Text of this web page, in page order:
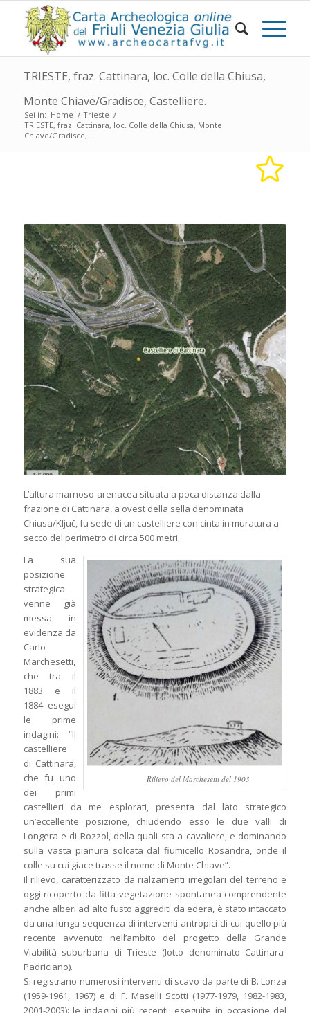
TRIESTE, fraz. Cattinara, loc. Colle della Chiusa,
Monte Chiave/Gradisce, Castelliere.
Sei in: Home / Trieste /
TRIESTE, fraz. Cattinara, loc. Colle della Chiusa, Monte
Chiave/Gradisce,...
L’altura marnoso-arenacea situata a poca distanza dalla
frazione di Cattinara, a ovest della sella denominata
Chiusa/Ključ, fu sede di un castelliere con cinta in muratura a
secco del perimetro di circa 500 metri.
Rilievo del Marchesetti del 1903
La sua
posizione
strategica
venne già
messa in
evidenza da
Carlo
Marchesetti,
che tra il
1883 e il
1884 eseguì
le prime
indagini: “Il
castelliere
di Cattinara,
che fu uno
dei primi
castellieri da me esplorati, presenta dal lato strategico
un’eccellente posizione, chiudendo esso le due valli di
Longera e di Rozzol, della quali sta a cavaliere, e dominando
sulla vasta pianura solcata dal fiumicello Rosandra, onde il
colle su cui giace trasse il nome di Monte Chiave”.
Il rilievo, caratterizzato da rialzamenti irregolari del terreno e
oggi ricoperto da fitta vegetazione spontanea comprendente
anche alberi ad alto fusto aggrediti da edera, è stato intaccato
da una lunga sequenza di interventi antropici di cui quello più
recente avvenuto nell’ambito del progetto della Grande
Viabilità suburbana di Trieste (lotto denominato Cattinara-
Padriciano).
Si registrano numerosi interventi di scavo da parte di B. Lonza
(1959-1961, 1967) e di F. Maselli Scotti (1977-1979, 1982-1983,
2001-2003): le indagini più recenti, eseguite in occasione del